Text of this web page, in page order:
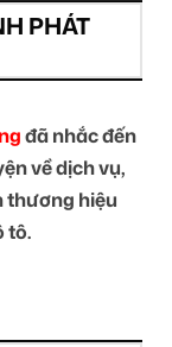
PHÁT
đã nhắc đến
về dịch vụ,
thương hiệu
tô.